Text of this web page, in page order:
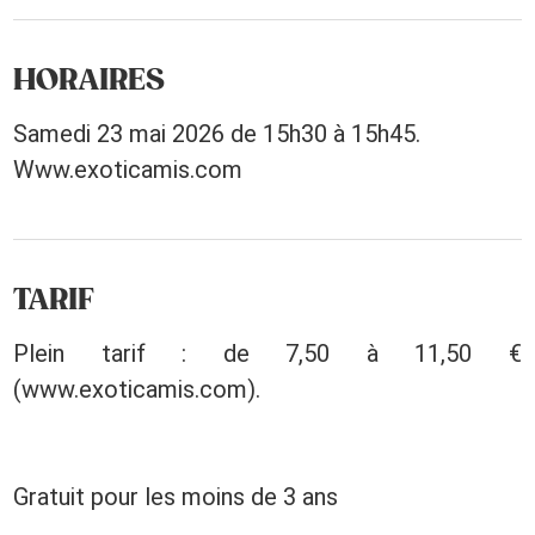
HORAIRES
Samedi 23 mai 2026 de 15h30 à 15h45.
Www.exoticamis.com
TARIF
Plein tarif : de 7,50 à 11,50 €
(www.exoticamis.com).
Gratuit pour les moins de 3 ans